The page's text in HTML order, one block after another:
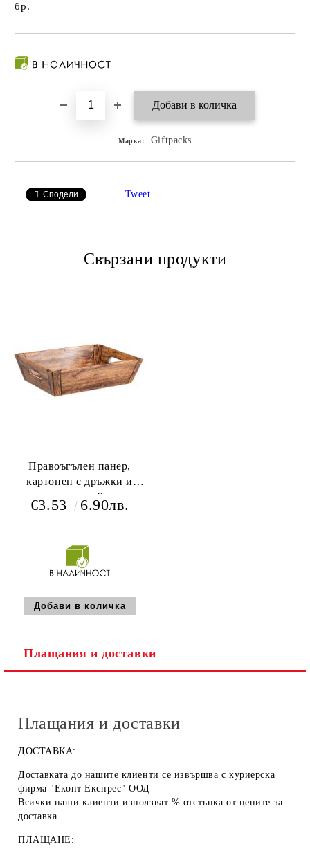
бр.
Марка: Giftpacks
Сподели Tweet
Свързани продукти
Правоъгълен панер,
картонен с дръжки и
дървесен принт, Размери в
см: 38 x 28 x 10, CV525M
€3.53 6.90лв.
Плащания и доставки
Плащания и доставки
ДОСТАВКА:
Доставката до нашите клиенти се извършва с куриерска
фирма "Еконт Експрес" ООД
Всички наши клиенти използват % отстъпка от цените за
доставка.
ПЛАЩАНЕ: